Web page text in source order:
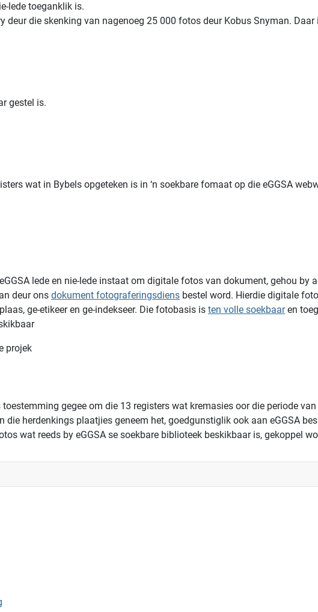
lede toeganklik is.
deur die skenking van nagenoeg 25 000 fotos deur Kobus Snyman.
gestel is.
wat in Bybels opgeteken is in ‘n soekbare fomaat op die eGGSA
lede en nie-lede instaat om digitale fotos van dokument, gehou by
deur ons dokument fotograferingsdiens bestel word. Hierdie digitale
ge-etikeer en ge-indekseer. Die fotobasis is ten volle soekbaaren
projek
gegee om die 13 registers wat kremasies oor die periode
die herdenkings plaatjies geneem het, goedgunstiglik ook aan eGGSA
wat reeds by eGGSA se soekbare biblioteek beskikbaar is, gekoppel